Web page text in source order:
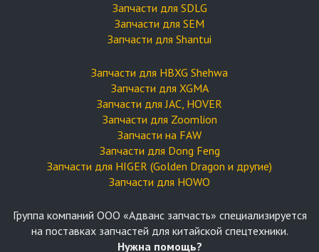
Запчасти для SDLG
Запчасти для SEM
Запчасти для Shantui
Запчасти для HBXG Shehwa
Запчасти для XGMA
Запчасти для JAC, HOVER
Запчасти для Zoomlion
Запчасти на FAW
Запчасти для Dong Feng
Запчасти для HIGER (Golden Dragon и другие)
Запчасти для HOWO
Группа компаний OOO «Адванс запчасть» специализируется
на поставках запчастей для китайской спецтехники.
Нужна помощь?